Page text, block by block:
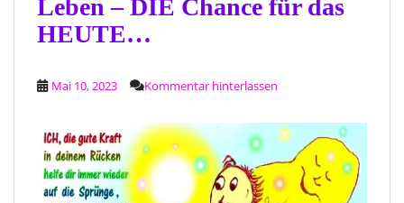
Leben – DIE Chance für das
HEUTE…
Mai 10, 2023 Kommentar hinterlassen